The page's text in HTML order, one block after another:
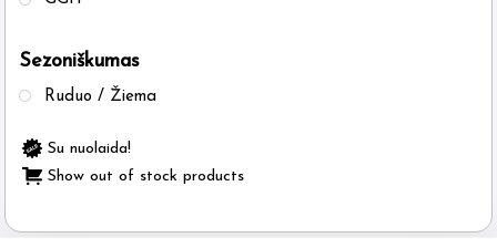
Sezoniškumas
Ruduo / Žiema
Su nuolaida!
Show out of stock products